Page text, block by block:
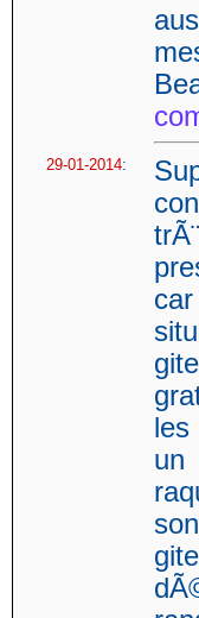
29-01-2014:
les
un